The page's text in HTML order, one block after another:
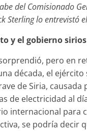
del Comisionado
Sterling lo entrevistó
y el gobierno
pero en
década, el
de Siria,
de electricidad al
internacional para
se podría decir